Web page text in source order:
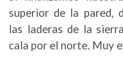
superior de la pared,
las laderas de la
cala por el norte. Muy